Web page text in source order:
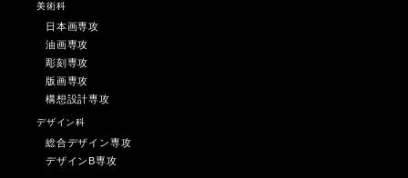
美術科
日本画専攻
油画専攻
彫刻専攻
版画専攻
構想設計専攻
デザイン科
総合デザイン専攻
デザインB専攻